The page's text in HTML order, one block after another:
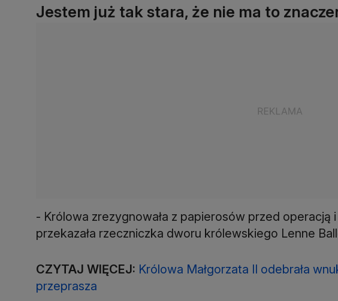
Jestem już tak stara, że nie ma to
- Królowa zrezygnowała z papierosów przed operacją
przekazała rzeczniczka dworu królewskiego Lenne
CZYTAJ WIĘCEJ: Królowa Małgorzata II odebrała
przeprasza